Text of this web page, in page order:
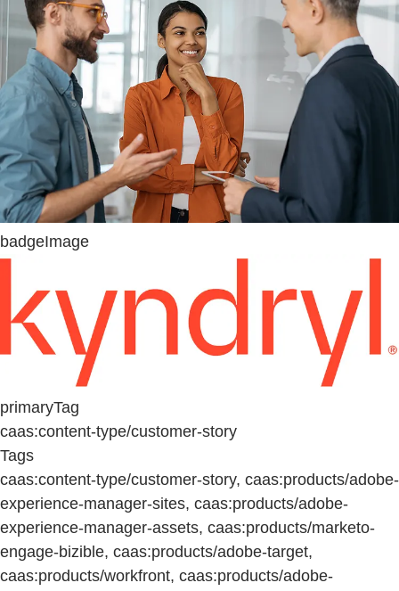
badgeImage
primaryTag
caas:content-type/customer-story
Tags
caas:content-type/customer-story, caas:products/adobe-
experience-manager-sites, caas:products/adobe-
experience-manager-assets, caas:products/marketo-
engage-bizible, caas:products/adobe-target,
caas:products/workfront, caas:products/adobe-